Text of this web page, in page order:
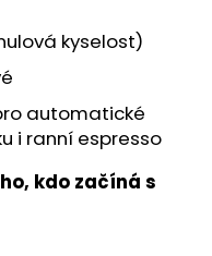
kyselost)
automatické
i ranní espresso
kdo začíná s